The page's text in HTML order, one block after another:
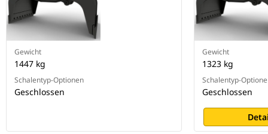
Gewicht
1447 kg
Schalentyp-Optionen
Geschlossen
Gewicht
1323 kg
Schalentyp-
Geschlossen